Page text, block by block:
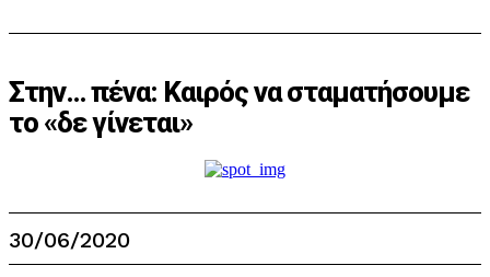
Στην… πένα: Καιρός να σταματήσουμε
το «δε γίνεται»
30/06/2020